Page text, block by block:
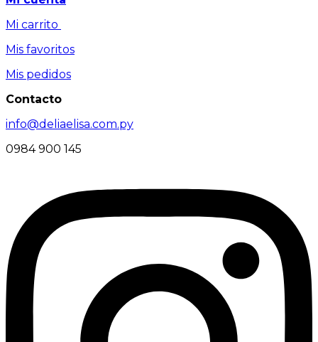
Mi carrito
Mis favoritos
Mis pedidos
Contacto
info@deliaelisa.com.py
0984 900 145